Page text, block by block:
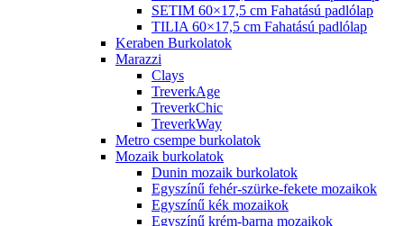
SETIM 60×17,5 cm Fahatású padlólap
TILIA 60×17,5 cm Fahatású padlólap
Keraben Burkolatok
Marazzi
Clays
TreverkAge
TreverkChic
TreverkWay
Metro csempe burkolatok
Mozaik burkolatok
Dunin mozaik burkolatok
Egyszínű fehér-szürke-fekete mozaikok
Egyszínű kék mozaikok
Egyszínű krém-barna mozaikok